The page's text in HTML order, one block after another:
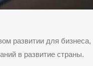
развитии для бизнеса,
в развитие страны.